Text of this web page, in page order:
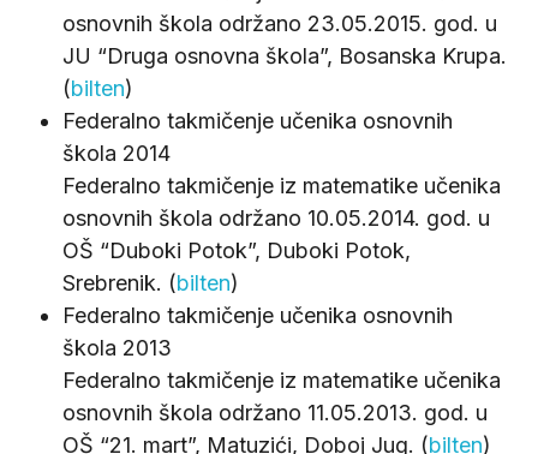
osnovnih škola održano 23.05.2015. god. u
JU “Druga osnovna škola”, Bosanska Krupa.
(bilten)
Federalno takmičenje učenika osnovnih
škola 2014
Federalno takmičenje iz matematike učenika
osnovnih škola održano 10.05.2014. god. u
OŠ “Duboki Potok”, Duboki Potok,
Srebrenik. (bilten)
Federalno takmičenje učenika osnovnih
škola 2013
Federalno takmičenje iz matematike učenika
osnovnih škola održano 11.05.2013. god. u
OŠ “21. mart”, Matuzići, Doboj Jug. (bilten)